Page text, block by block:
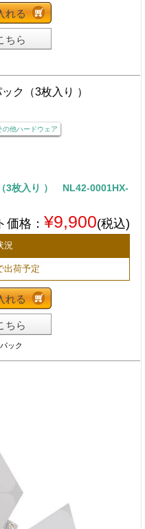
れる
ちら
の他ハードウェア
3枚入り ） NL42-0001HX-
価格： ¥9,900(税込)
況
出荷予定
れる
ちら
ック